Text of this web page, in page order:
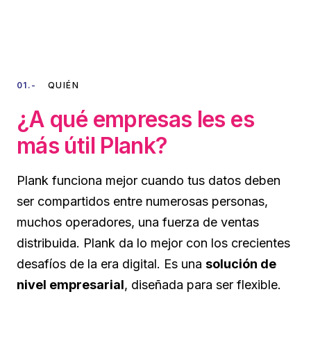
01.- QUIÉN
¿A qué empresas les es
más útil Plank?
Plank funciona mejor cuando tus datos deben
ser compartidos entre numerosas personas,
muchos operadores, una fuerza de ventas
distribuida. Plank da lo mejor con los crecientes
desafíos de la era digital. Es una solución de
nivel empresarial, diseñada para ser flexible.